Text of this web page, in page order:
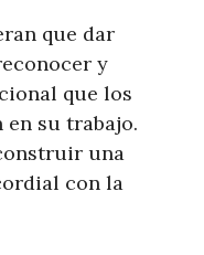
que dar
y
que los
en su trabajo.
una
con la